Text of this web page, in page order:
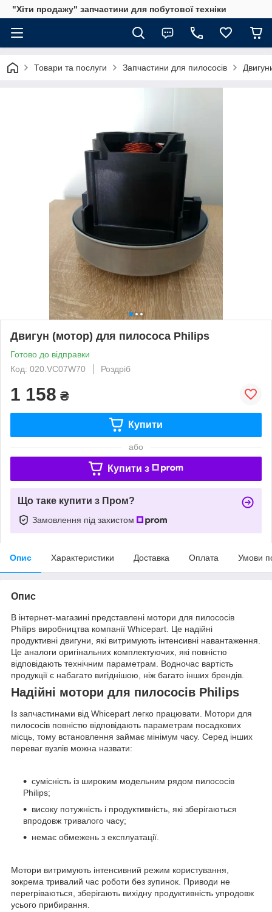
"Хіти продажу" запчастини для побутової техніки
Товари та послуги Запчастини для пилососів
Двигун (мотор) для пилососа Philips
Готово до відправки
Код: 020.VC07W70
Роздріб
1 158 ₴
Купити
або
Купити з
Що таке купити з Пром?
Замовлення під захистом
Опис Характеристики Доставка Оплата Умови
Опис
В інтернет-магазині представлені мотори для пилососів
Philips виробництва компанії Whicepart. Це надійні
продуктивні двигуни, які витримують інтенсивні навантаження.
Це аналоги оригінальних комплектуючих, які повністю
відповідають технічним параметрам. Водночас вартість
продукції є набагато вигіднішою, ніж багато інших брендів.
Надійні мотори для пилососів Philips
Із запчастинами від Whicepart легко працювати. Мотори для
пилососів повністю відповідають параметрам посадкових
місць, тому встановлення займає мінімум часу. Серед інших
переваг вузлів можна назвати:
сумісність із широким модельним рядом пилососів
Philips;
високу потужність і продуктивність, які зберігаються
впродовж тривалого часу;
немає обмежень з експлуатації.
Мотори витримують інтенсивний режим користування,
зокрема тривалий час роботи без зупинок. Приводи не
перегріваються, зберігають вихідну продуктивність упродовж
усього прибирання.